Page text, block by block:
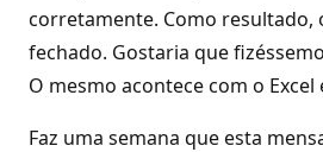
corretamente. Como resultado,
fechado. Gostaria que
O mesmo acontece com o Excel
Faz uma semana que esta